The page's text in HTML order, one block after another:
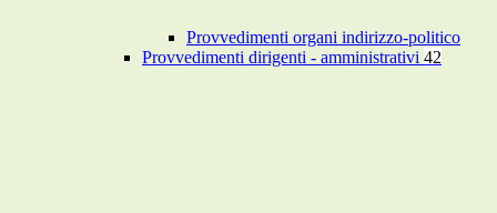
Provvedimenti organi indirizzo-politico
Provvedimenti dirigenti - amministrativi 42